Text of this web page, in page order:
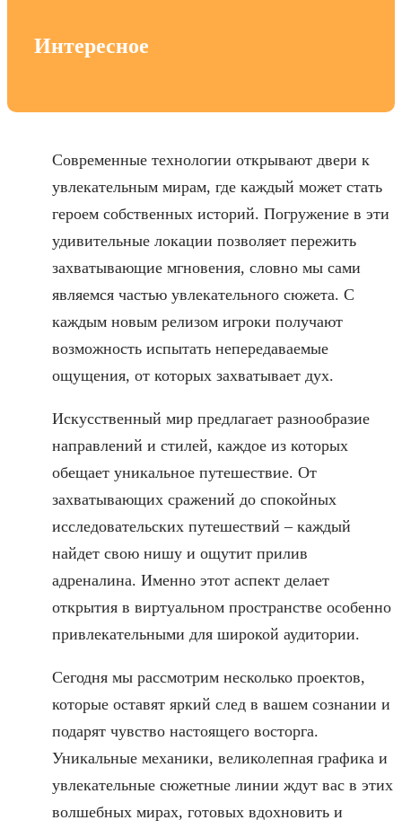
Интересное
Современные технологии открывают двери к
увлекательным мирам, где каждый может стать
героем собственных историй. Погружение в эти
удивительные локации позволяет пережить
захватывающие мгновения, словно мы сами
являемся частью увлекательного сюжета. С
каждым новым релизом игроки получают
возможность испытать непередаваемые
ощущения, от которых захватывает дух.
Искусственный мир предлагает разнообразие
направлений и стилей, каждое из которых
обещает уникальное путешествие. От
захватывающих сражений до спокойных
исследовательских путешествий – каждый
найдет свою нишу и ощутит прилив
адреналина. Именно этот аспект делает
открытия в виртуальном пространстве особенно
привлекательными для широкой аудитории.
Сегодня мы рассмотрим несколько проектов,
которые оставят яркий след в вашем сознании и
подарят чувство настоящего восторга.
Уникальные механики, великолепная графика и
увлекательные сюжетные линии ждут вас в этих
волшебных мирах, готовых вдохновить и